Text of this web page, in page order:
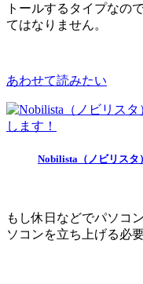
トールするタイプなの
てはなりません。
あわせて読みたい
Nobilista（ノビリスタ
もし休日などでパソコ
ソコンを立ち上げる必